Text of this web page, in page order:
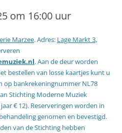
om 16:00 uur
Marzee. Adres: Lage Markt 3,
. Aan de deur worden
bestellen van losse kaartjes kunt u
op bankrekeningnummer NL78
Stichting Moderne Muziek
€ 12). Reserveringen worden in
genomen en bevestigd.
van de Stichting hebben